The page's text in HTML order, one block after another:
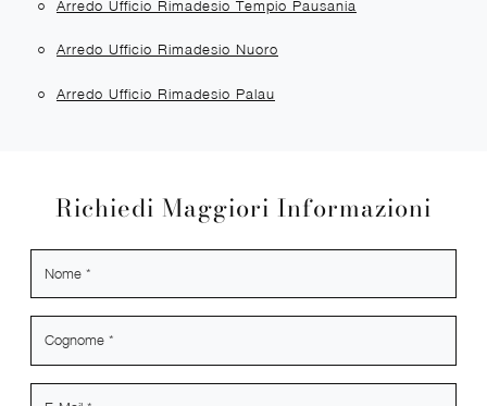
Arredo Ufficio Rimadesio Tempio Pausania
Arredo Ufficio Rimadesio Nuoro
Arredo Ufficio Rimadesio Palau
Richiedi Maggiori Informazioni